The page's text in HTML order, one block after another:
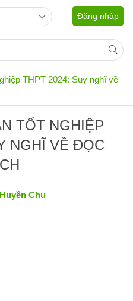
Đăng nhập
THPT 2024: Suy nghĩ về
TỐT NGHIỆP
NGHĨ VỀ ĐỌC
Huyền Chu